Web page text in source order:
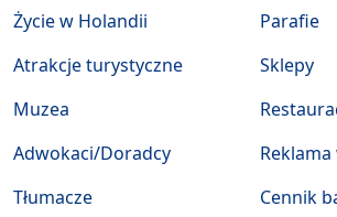
Życie w Holandii
Atrakcje turystyczne
Muzea
Parafie
Sklepy
Adwokaci/Doradcy
Tłumacze
Cennik